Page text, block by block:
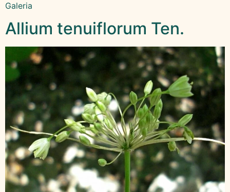
Galeria
Allium tenuiflorum Ten.